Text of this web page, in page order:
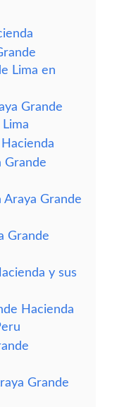
Lima en
Grande
Grande
Araya Grande
Grande
y sus
Hacienda
Grande